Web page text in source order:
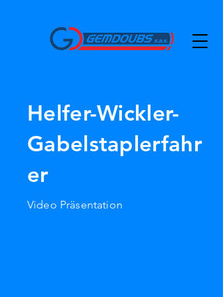
Helfer-Wickler-
Gabelstaplerfahr
er
Video Präsentation